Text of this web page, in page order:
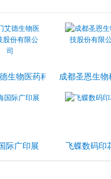
公司
生物医药科技股份有限公司
成都圣恩生
际广印展 飞蝶数码印